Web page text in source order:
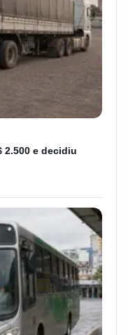
2.500 e decidiu